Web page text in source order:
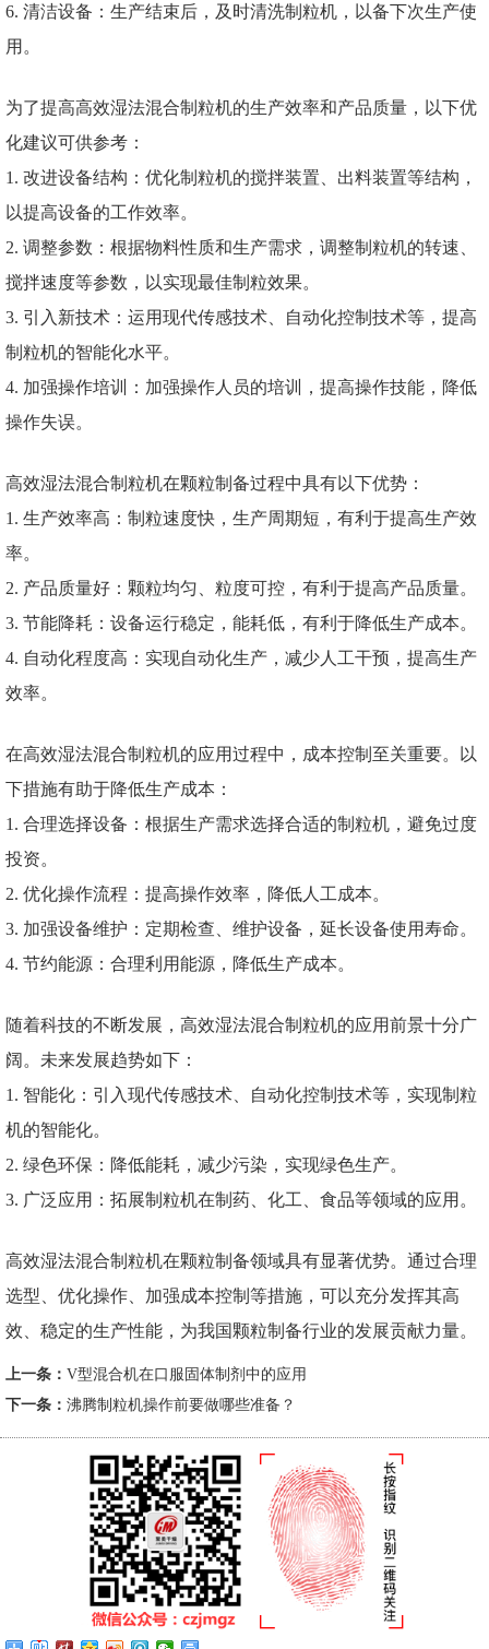
6. 清洁设备：生产结束后，及时清洗制粒机，以备下次生产使
用。
为了提高高效湿法混合制粒机的生产效率和产品质量，以下优
化建议可供参考：
1. 改进设备结构：优化制粒机的搅拌装置、出料装置等结构，
以提高设备的工作效率。
2. 调整参数：根据物料性质和生产需求，调整制粒机的转速、
搅拌速度等参数，以实现最佳制粒效果。
3. 引入新技术：运用现代传感技术、自动化控制技术等，提高
制粒机的智能化水平。
4. 加强操作培训：加强操作人员的培训，提高操作技能，降低
操作失误。
高效湿法混合制粒机在颗粒制备过程中具有以下优势：
1. 生产效率高：制粒速度快，生产周期短，有利于提高生产效
率。
2. 产品质量好：颗粒均匀、粒度可控，有利于提高产品质量。
3. 节能降耗：设备运行稳定，能耗低，有利于降低生产成本。
4. 自动化程度高：实现自动化生产，减少人工干预，提高生产
效率。
在高效湿法混合制粒机的应用过程中，成本控制至关重要。以
下措施有助于降低生产成本：
1. 合理选择设备：根据生产需求选择合适的制粒机，避免过度
投资。
2. 优化操作流程：提高操作效率，降低人工成本。
3. 加强设备维护：定期检查、维护设备，延长设备使用寿命。
4. 节约能源：合理利用能源，降低生产成本。
随着科技的不断发展，高效湿法混合制粒机的应用前景十分广
阔。未来发展趋势如下：
1. 智能化：引入现代传感技术、自动化控制技术等，实现制粒
机的智能化。
2. 绿色环保：降低能耗，减少污染，实现绿色生产。
3. 广泛应用：拓展制粒机在制药、化工、食品等领域的应用。
高效湿法混合制粒机在颗粒制备领域具有显著优势。通过合理
选型、优化操作、加强成本控制等措施，可以充分发挥其高
效、稳定的生产性能，为我国颗粒制备行业的发展贡献力量。
上一条： V型混合机在口服固体制剂中的应用
下一条： 沸腾制粒机操作前要做哪些准备？